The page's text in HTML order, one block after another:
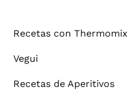
Recetas con Thermomix
Vegui
Recetas de Aperitivos